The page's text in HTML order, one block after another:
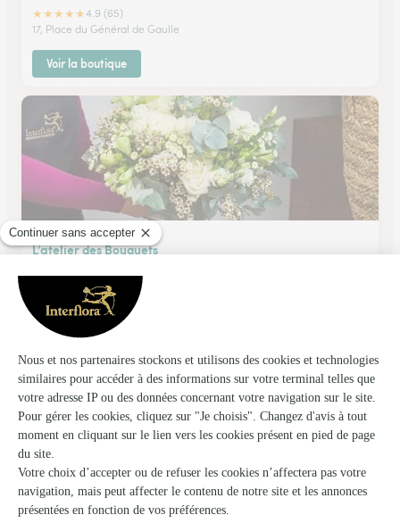
★★★★★4.9 (65)
17, Place du Général de Gaulle
Voir la boutique
L’atelier des Bouquets
Bazas
★4.9 (48)
7, cours Ausone